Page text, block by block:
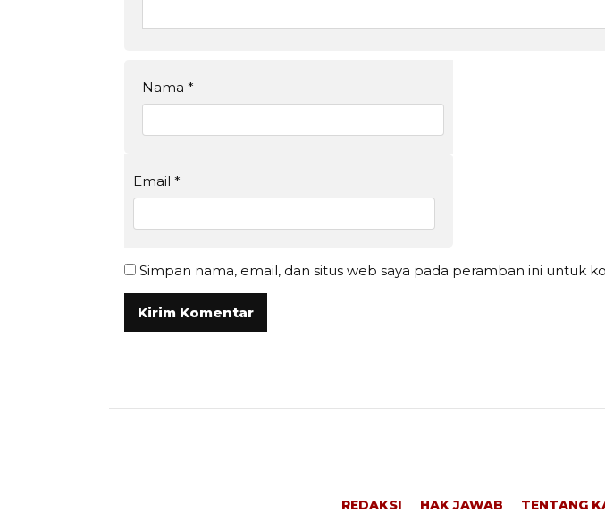
Nama *
Email *
Simpan nama, email, dan situs web saya pada peramban ini untuk
REDAKSI HAK JAWAB TENTANG